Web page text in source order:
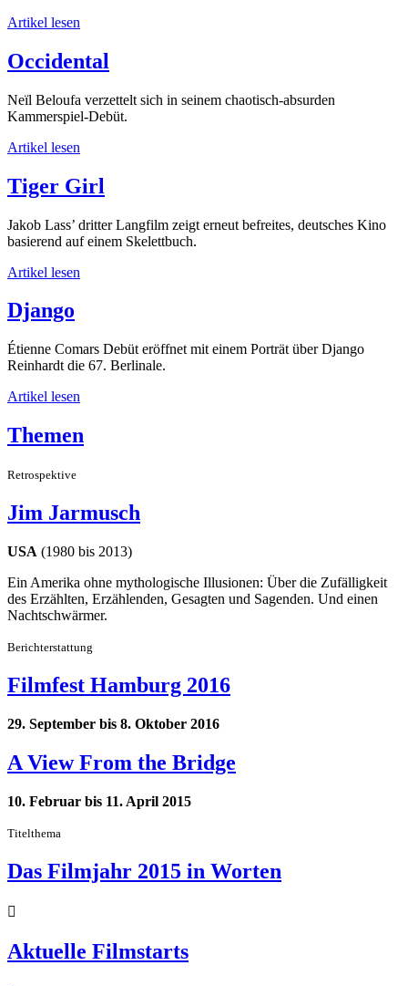
Artikel lesen
Occidental
Neïl Beloufa verzettelt sich in seinem chaotisch-absurden
Kammerspiel-Debüt.
Artikel lesen
Tiger Girl
Jakob Lass’ dritter Langfilm zeigt erneut befreites, deutsches Kino
basierend auf einem Skelettbuch.
Artikel lesen
Django
Étienne Comars Debüt eröffnet mit einem Porträt über Django
Reinhardt die 67. Berlinale.
Artikel lesen
Themen
Retrospektive
Jim Jarmusch
USA (1980 bis 2013)
Ein Amerika ohne mythologische Illusionen: Über die Zufälligkeit
des Erzählten, Erzählenden, Gesagten und Sagenden. Und einen
Nachtschwärmer.
Berichterstattung
Filmfest Hamburg 2016
29. September bis 8. Oktober 2016
A View From the Bridge
10. Februar bis 11. April 2015
Titelthema
Das Filmjahr 2015 in Worten

Aktuelle Filmstarts